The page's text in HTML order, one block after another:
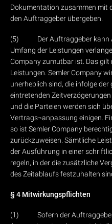
Dokumentation zusammen mit
den Auftraggeber übergeben.
(5) Der Auftraggeber kann
Umfang der Leistungen
Company zumutbar ist. Das
Leistungen. Semler Company
unerheblich sind, die infolge
eintretenden
und die Parteien werden sich
Vertrags¬anpassung einigen.
so ist Semler Company
zurückzuweisen. Sämtliche
der Ausführung in einer
regeln, in der die zusätzliche
des Zeitablaufs festzuhalten
§ 4 Mitwirkungspflichten
(1) Sofern der Auftraggeber